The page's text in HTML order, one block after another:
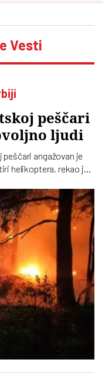
Vesti
peščari
ljudi
angažovan je
helikoptera, rekao je
hiljadu i po i više
rastinja